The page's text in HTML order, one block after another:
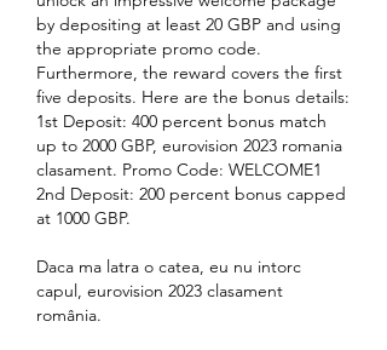
by depositing at least 20 GBP and using
the appropriate promo code.
Furthermore, the reward covers the first
five deposits. Here are the bonus details:
1st Deposit: 400 percent bonus match
up to 2000 GBP, eurovision 2023 romania
clasament. Promo Code: WELCOME1
2nd Deposit: 200 percent bonus capped
at 1000 GBP.
Daca ma latra o catea, eu nu intorc
capul, eurovision 2023 clasament
românia.